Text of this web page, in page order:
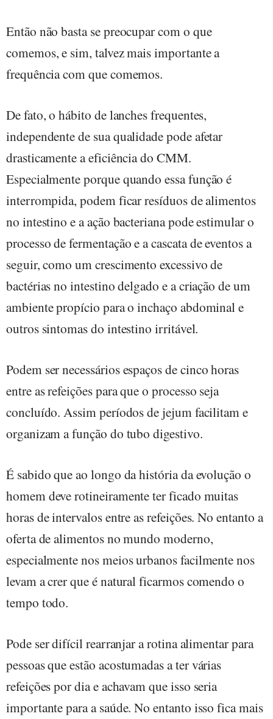
Então não basta se preocupar com o que
comemos, e sim, talvez mais importante a
frequência com que comemos.
De fato, o hábito de lanches frequentes,
independente de sua qualidade pode afetar
drasticamente a eficiência do CMM.
Especialmente porque quando essa função é
interrompida, podem ficar resíduos de alimentos
no intestino e a ação bacteriana pode estimular o
processo de fermentação e a cascata de eventos a
seguir, como um crescimento excessivo de
bactérias no intestino delgado e a criação de um
ambiente propício para o inchaço abdominal e
outros sintomas do intestino irritável.
Podem ser necessários espaços de cinco horas
entre as refeições para que o processo seja
concluído. Assim períodos de jejum facilitam e
organizam a função do tubo digestivo.
É sabido que ao longo da história da evolução o
homem deve rotineiramente ter ficado muitas
horas de intervalos entre as refeições. No entanto a
oferta de alimentos no mundo moderno,
especialmente nos meios urbanos facilmente nos
levam a crer que é natural ficarmos comendo o
tempo todo.
Pode ser difícil rearranjar a rotina alimentar para
pessoas que estão acostumadas a ter várias
refeições por dia e achavam que isso seria
importante para a saúde. No entanto isso fica mais